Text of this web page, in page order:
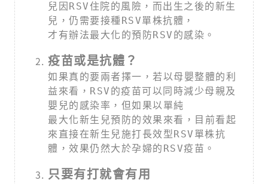
兒因RSV住院的風險，而出生之後的新生
兒，仍需要接種RSV單株抗體，
才有辦法最大化的預防RSV的感染。
如果真的要兩者擇一，若以母嬰整體的利
益來看，RSV的疫苗可以同時減少母親及
嬰兒的感染率，但如果以單純
最大化新生兒預防的效果來看，目前看起
來直接在新生兒施打長效型RSV單株抗
體，效果仍然大於孕婦的RSV疫苗。
只要有打就會有用